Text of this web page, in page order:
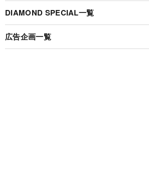
DIAMOND SPECIAL一覧
広告企画一覧